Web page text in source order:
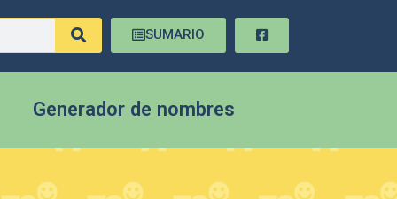
SUMARIO
Generador de nombres